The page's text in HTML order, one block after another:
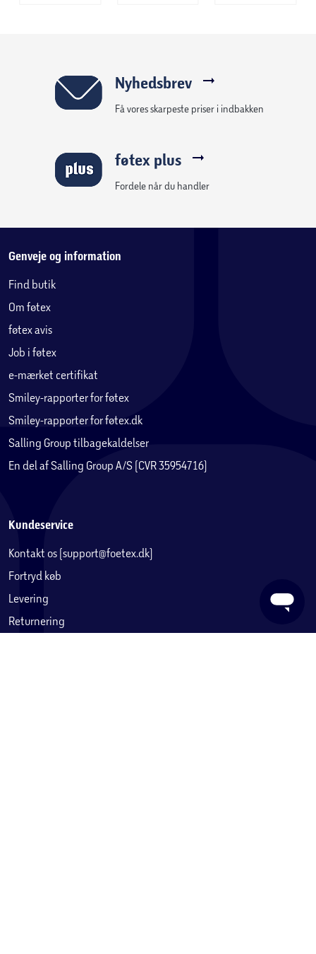
Nyhedsbrev
Få vores skarpeste priser i indbakken
føtex plus
Fordele når du handler
Genveje og information
Find butik
Om føtex
føtex avis
Job i føtex
e-mærket certifikat
Smiley-rapporter for føtex
Smiley-rapporter for føtex.dk
Salling Group tilbagekaldelser
En del af Salling Group A/S (CVR 35954716)
Kundeservice
Kontakt os (support@foetex.dk)
Fortryd køb
Levering
Returnering